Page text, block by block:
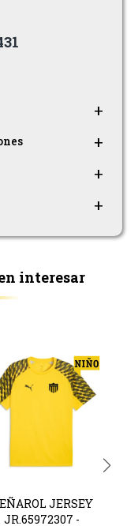
interesar
JERSEY
JR.65972307 -